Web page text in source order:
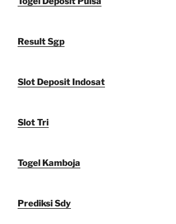
Result Sgp
Slot Deposit Indosat
Slot Tri
Togel Kamboja
Prediksi Sdy